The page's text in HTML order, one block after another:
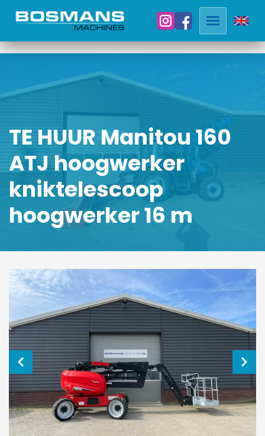
TE HUUR Manitou 160
ATJ hoogwerker
kniktelescoop
hoogwerker 16 m